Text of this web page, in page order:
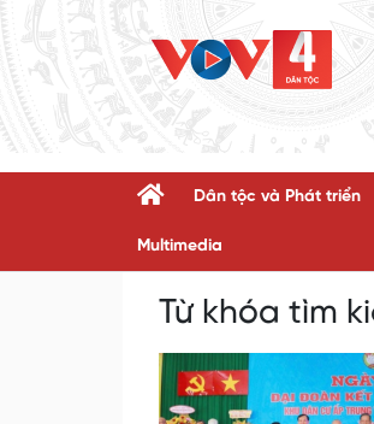
Dân tộc và Phát triển
Multimedia
Từ khóa tìm